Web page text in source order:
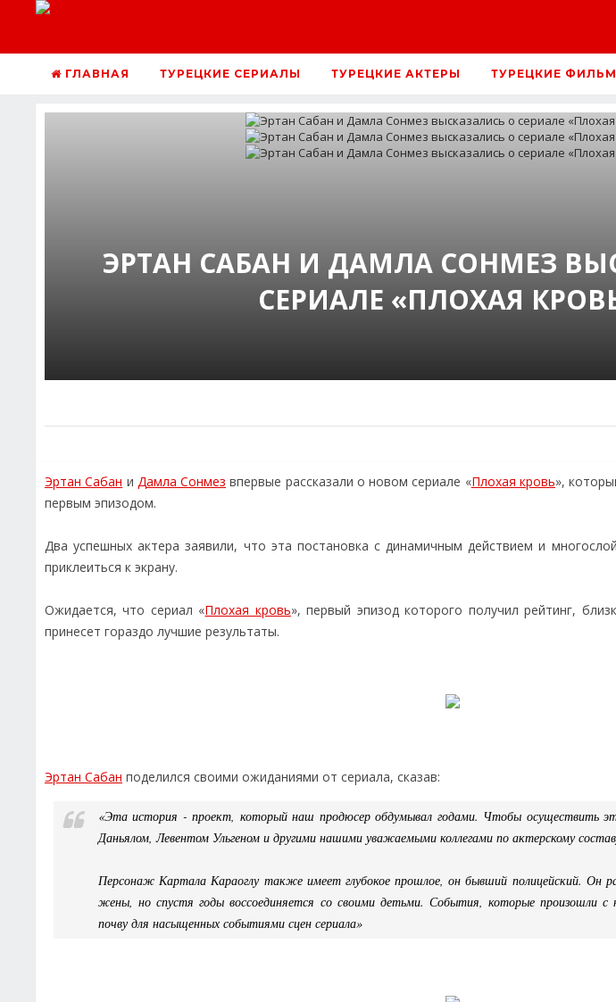
ГЛАВНАЯ ТУРЕЦКИЕ СЕРИАЛЫ ТУРЕЦКИЕ АКТЕРЫ ТУРЕЦКИЕ
ЭРТАН САБАН И ДАМЛА СОНМЕЗ
СЕРИАЛЕ «ПЛОХАЯ
Эртан Сабан и Дамла Сонмез впервые рассказали о новом сериале «Плохая кровь»,
первым эпизодом.
Два успешных актера заявили, что эта постановка с динамичным действием и
приклеиться к экрану.
Ожидается, что сериал «Плохая кровь», первый эпизод которого получил рейтинг,
принесет гораздо лучшие результаты.
Эртан Сабан поделился своими ожиданиями от сериала, сказав:
«Эта история - проект, который наш продюсер обдумывал годами. Чтобы осуществить
Даньялом, Левентом Ульгеном и другими нашими уважаемыми коллегами по актерскому
Персонаж Картала Караоглу также имеет глубокое прошлое, он бывший полицейский. Он
жены, но спустя годы воссоединяется со своими детьми. События, которые произошли с
почву для насыщенных событиями сцен сериала»